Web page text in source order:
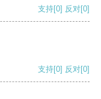
支持[0] 反对[0]
支持[0] 反对[0]